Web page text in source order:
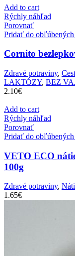
Add to cart
Rýchly náhľad
Porovnať
Pridať do
Cornito
Zdravé potraviny,
LAKTÓZY, BEZ
2.10€
Add to cart
Rýchly náhľad
Porovnať
Pridať do
VETO ECO
100g
Zdravé potraviny,
1.65€